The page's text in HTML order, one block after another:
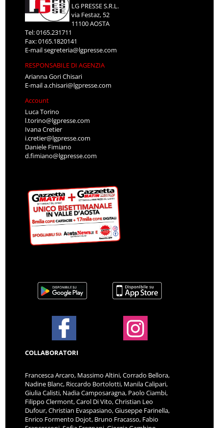
LG PRESSE S.R.L.
via Festaz, 52
11100 AOSTA
Tel: 0165.231711
Fax: 0165.1820141
E-mailsegreteria@lgpresse.com
RESPONSABILE DI AGENZIA
Arianna Gori Chisari
E-maila.chisari@lgpresse.com
Account
Luca Torino
l.torino@lgpresse.com
Ivana Cretier
i.cretier@lgpresse.com
Daniele Fimiano
d.fimiano@lgpresse.com
COLLABORATORI
Francesca Arcaro, Massimo Altini, Corrado Bellora,
Nadine Blanc, Riccardo Bortolotti, Manila Calipari,
Giulia Calisti, Nadia Camposaragna, Paolo Ciambi,
Filippo Clermont, Carol Di Vito, Christian Leo
Dufour, Christian Evaspasiano, Giuseppe Farinella,
Enrico Formento Dojot, Bruno Fracasso, Fabio